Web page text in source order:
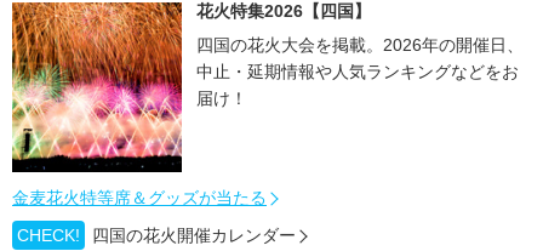
花火特集2026【四国】
四国の花火大会を掲載。2026年の開催日、
中止・延期情報や人気ランキングなどをお
届け！
金麦花火特等席＆グッズが当たる
CHECK!
四国の花火開催カレンダー